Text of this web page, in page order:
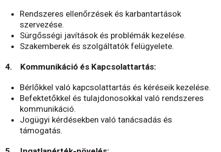
Rendszeres ellenőrzések és karbantartások
szervezése.
Sürgősségi javítások és problémák kezelése.
Szakemberek és szolgáltatók felügyelete.
4. Kommunikáció és Kapcsolattartás:
Bérlőkkel való kapcsolattartás és kéréseik kezelése.
Befektetőkkel és tulajdonosokkal való rendszeres
kommunikáció.
Jogügyi kérdésekben való tanácsadás és
támogatás.